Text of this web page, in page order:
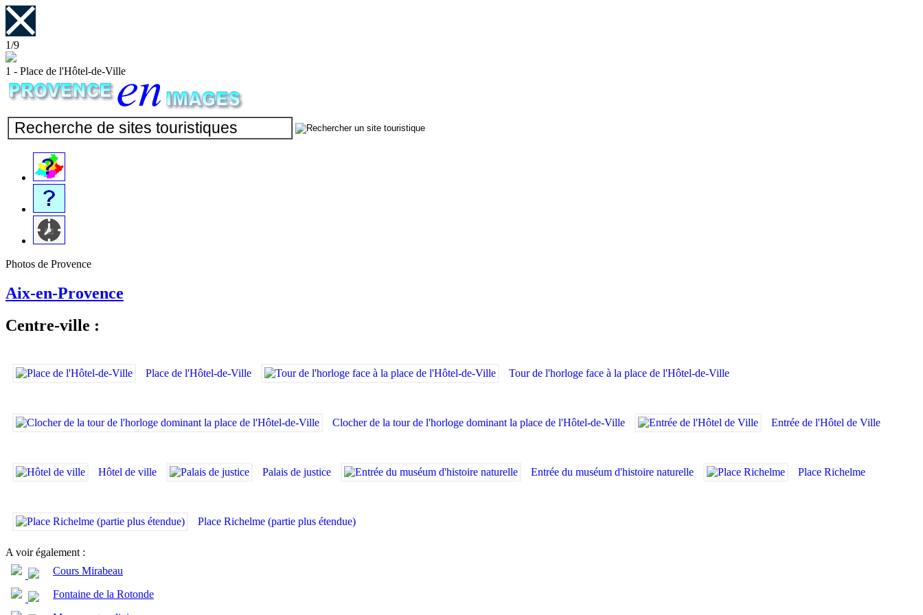
1/9
1 - Place de l'Hôtel-de-Ville
Photos de Provence
Aix-en-Provence
Centre-ville :
Place de l'Hôtel-de-Ville Tour de l'horloge face à la place de l'Hôtel-de-Ville
Clocher de la tour de l'horloge dominant la place de l'Hôtel-de-Ville Entrée de l'Hôtel de Ville
Hôtel de ville Palais de justice Entrée du muséum d'histoire naturelle Place Richelme
Place Richelme (partie plus étendue)
A voir également :
Cours Mirabeau
Fontaine de la Rotonde